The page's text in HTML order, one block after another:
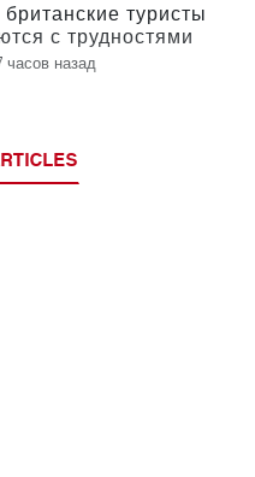
туристы
с трудностями
в
часов назад